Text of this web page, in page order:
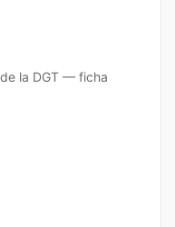
la DGT — ficha